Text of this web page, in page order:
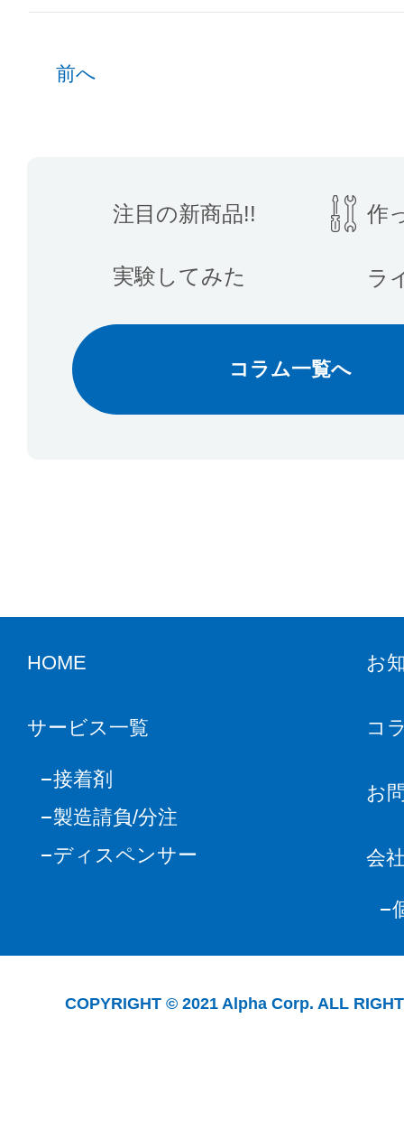
注目の新商品!! 作
実験してみた ラ
コラム一覧へ
前へ
HOME
サービス一覧
接着剤
製造請負/分注
ディスペンサー
お
コ
お
会
COPYRIGHT © 2021 Alpha Corp. ALL